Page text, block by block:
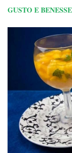
GUSTO E